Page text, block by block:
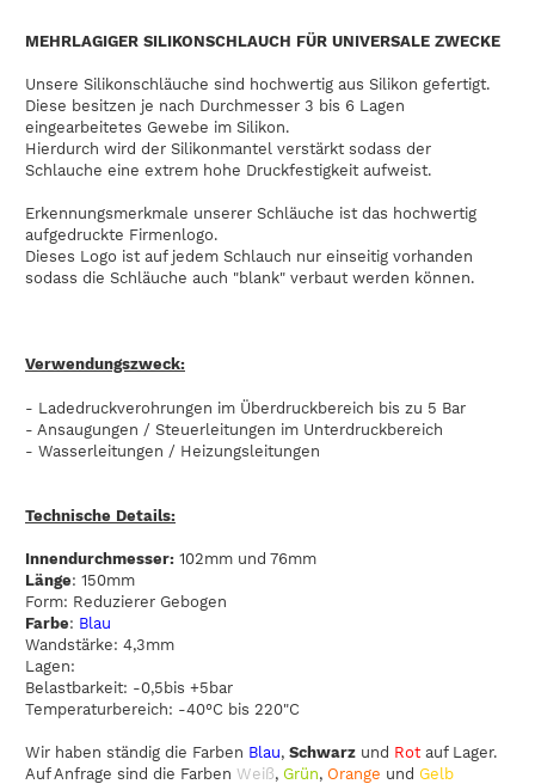
MEHRLAGIGER SILIKONSCHLAUCH FÜR UNIVERSALE ZWECKE
Unsere Silikonschläuche sind hochwertig aus Silikon gefertigt.
Diese besitzen je nach Durchmesser 3 bis 6 Lagen
eingearbeitetes Gewebe im Silikon.
Hierdurch wird der Silikonmantel verstärkt sodass der
Schlauche eine extrem hohe Druckfestigkeit aufweist.
Erkennungsmerkmale unserer Schläuche ist das hochwertig
aufgedruckte Firmenlogo.
Dieses Logo ist auf jedem Schlauch nur einseitig vorhanden
sodass die Schläuche auch "blank" verbaut werden können.
Verwendungszweck:
- Ladedruckverohrungen im Überdruckbereich bis zu 5 Bar
- Ansaugungen / Steuerleitungen im Unterdruckbereich
- Wasserleitungen / Heizungsleitungen
Technische Details:
Innendurchmesser: 102mm und 76mm
Länge: 150mm
Form: Reduzierer Gebogen
Farbe: Blau
Wandstärke: 4,3mm
Lagen:
Belastbarkeit: -0,5bis +5bar
Temperaturbereich: -40°C bis 220"C
Wir haben ständig die Farben Blau, Schwarz und Rot auf Lager.
Auf Anfrage sind die Farben Weiß, Grün, Orange und Gelb